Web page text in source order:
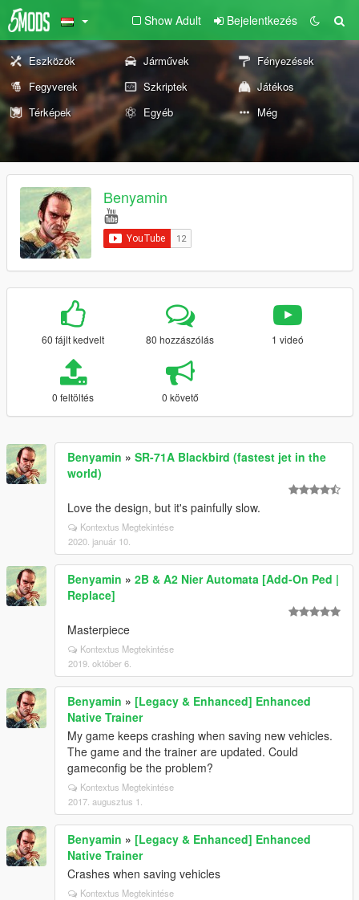
Show Adult Bejelentkezés
Eszközök Járművek
Fényezések
Fegyverek
Szkriptek
Játékos
Térképek
Egyéb Még
Benyamin
60 fájlt kedvelt 80 hozzászólás 1 videó
0 feltöltés 0 követő
Benyamin » SR-71A Blackbird (fastest jet in the
world)
Love the design, but it's painfully slow.
Kontextus Megtekintése
2020. január 10.
Benyamin » 2B & A2 Nier Automata [Add-On Ped |
Replace]
Masterpiece
Kontextus Megtekintése
2019. október 6.
Benyamin » [Legacy & Enhanced] Enhanced
Native Trainer
My game keeps crashing when saving new vehicles.
The game and the trainer are updated. Could
gameconfig be the problem?
Kontextus Megtekintése
2017. augusztus 1.
Benyamin » [Legacy & Enhanced] Enhanced
Native Trainer
Crashes when saving vehicles
Kontextus Megtekintése